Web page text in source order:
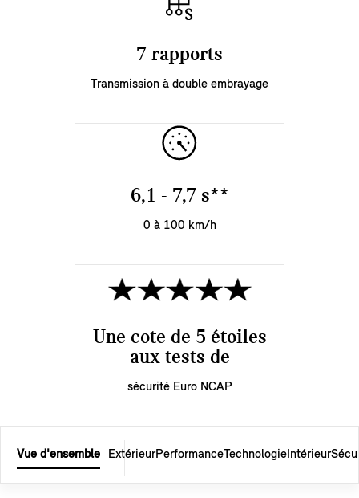
7 rapports
Transmission à double embrayage
6,1 - 7,7 s**
0 à 100 km/h
Une cote de 5 étoiles
aux tests de
sécurité Euro NCAP
Vue d'ensemble ExtérieurPerformanceTechnologie Intérieur